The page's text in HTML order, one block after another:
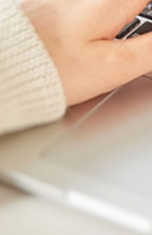
物件
様インタビュー
つ
介